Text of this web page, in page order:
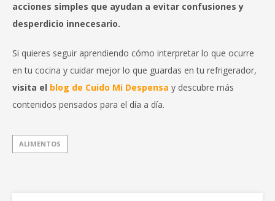
acciones simples que ayudan a evitar confusiones y
desperdicio innecesario.
Si quieres seguir aprendiendo cómo interpretar lo que ocurre
en tu cocina y cuidar mejor lo que guardas en tu refrigerador,
visita el blog de Cuido Mi Despensa y descubre más
contenidos pensados para el día a día.
ALIMENTOS